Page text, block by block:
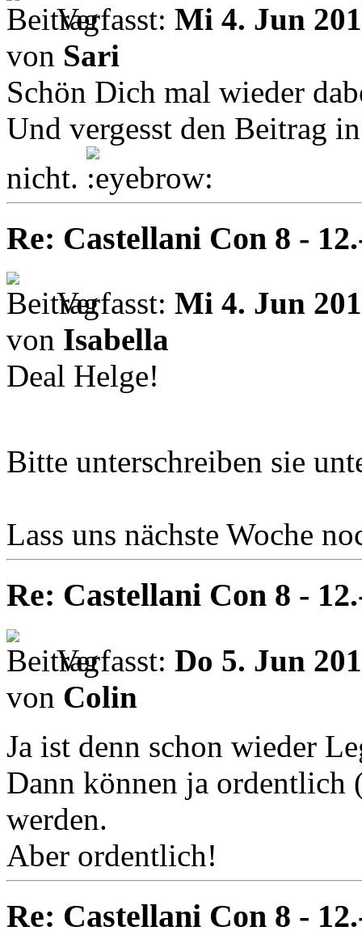
Verfasst: Mi 4. Jun
von Sari
Schön Dich mal wieder
Und vergesst den Beitrag
nicht.
Re: Castellani Con 8 -
Verfasst: Mi 4. Jun
von Isabella
Deal Helge!
Bitte unterschreiben sie
Lass uns nächste Woche
Re: Castellani Con 8 -
Verfasst: Do 5. Jun
von Colin
Ja ist denn schon wieder
Dann können ja
werden.
Aber ordentlich!
Re: Castellani Con 8 -